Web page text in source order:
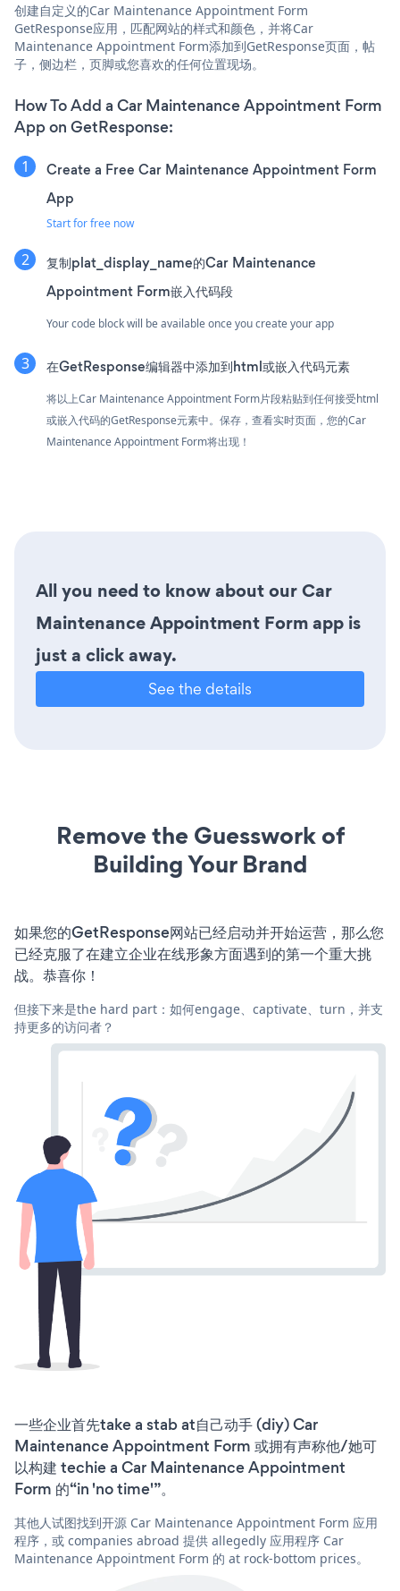
创建自定义的Car Maintenance Appointment Form
GetResponse应用，匹配网站的样式和颜色，并将Car
Maintenance Appointment Form添加到GetResponse页面，帖
子，侧边栏，页脚或您喜欢的任何位置现场。
How To Add a Car Maintenance Appointment Form
App on GetResponse:
Create a Free Car Maintenance Appointment Form
App
Start for free now
复制plat_display_name的Car Maintenance
Appointment Form嵌入代码段
Your code block will be available once you create your app
在GetResponse编辑器中添加到html或嵌入代码元素
将以上Car Maintenance Appointment Form片段粘贴到任何接受html
或嵌入代码的GetResponse元素中。保存，查看实时页面，您的Car
Maintenance Appointment Form将出现！
All you need to know about our Car
Maintenance Appointment Form app is
just a click away.
See the details
Remove the Guesswork of
Building Your Brand
如果您的GetResponse网站已经启动并开始运营，那么您
已经克服了在建立企业在线形象方面遇到的第一个重大挑
战。恭喜你！
但接下来是the hard part：如何engage、captivate、turn，并支
持更多的访问者？
一些企业首先take a stab at自己动手 (diy) Car
Maintenance Appointment Form 或拥有声称他/她可
以构建 techie a Car Maintenance Appointment
Form 的“in 'no time'”。
其他人试图找到开源 Car Maintenance Appointment Form 应用
程序，或 companies abroad 提供 allegedly 应用程序 Car
Maintenance Appointment Form 的 at rock-bottom prices。